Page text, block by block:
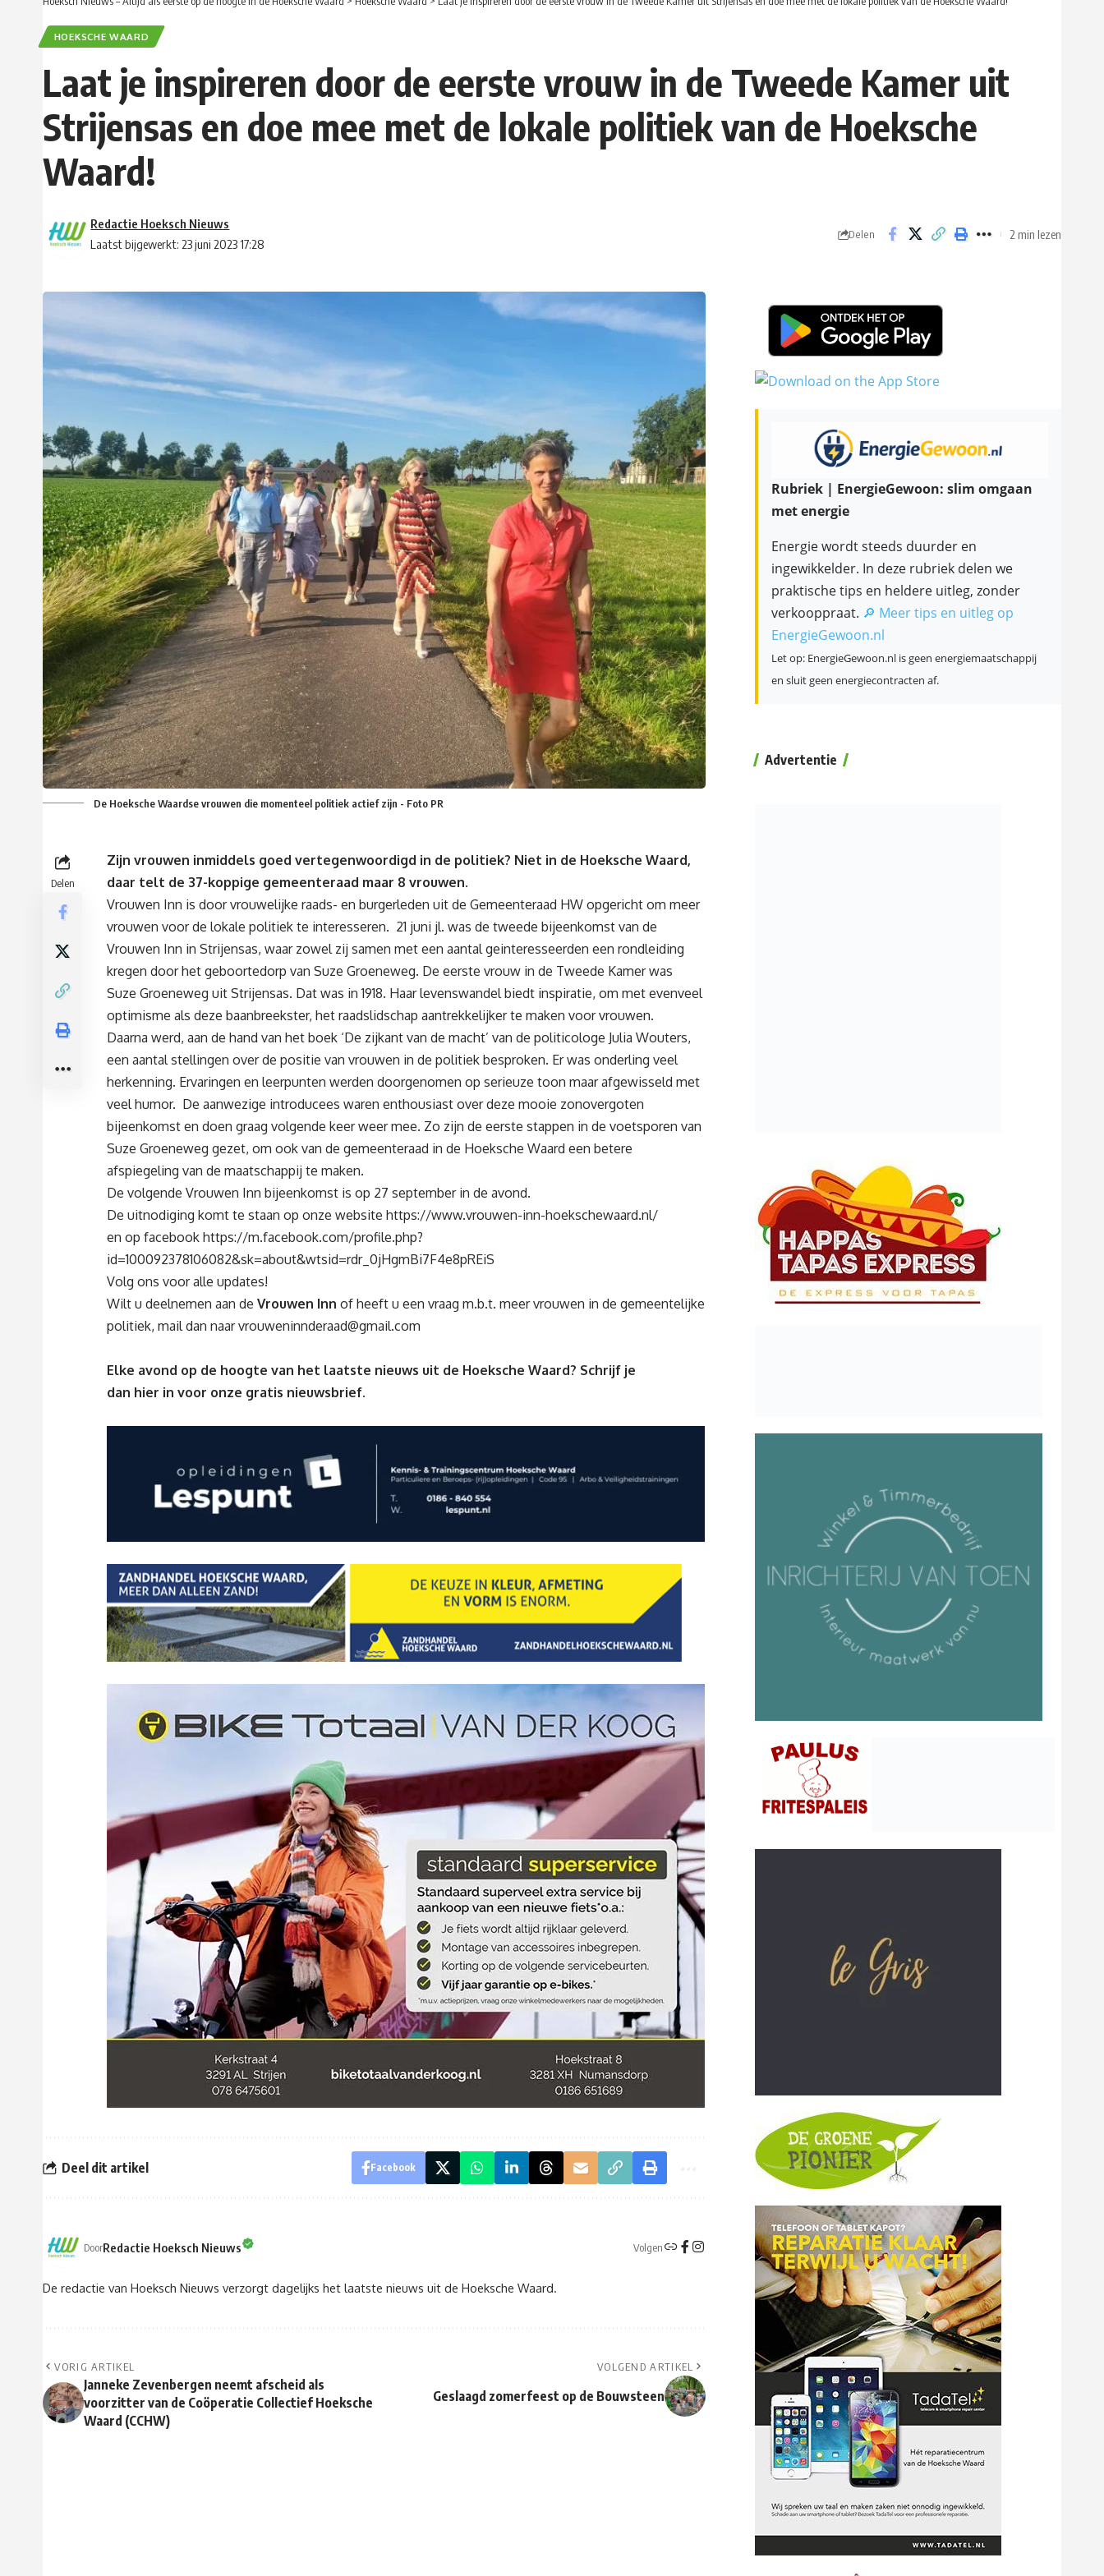
HOEKSCHE WAARD
Laat je inspireren door de eerste vrouw in de Tweede Kamer uit
Strijensas en doe mee met de lokale politiek van de Hoeksche
Waard!
Laatst bijgewerkt: 23 juni 2023 17:28
Redactie Hoeksch Nieuws
Delen 2 min lezen
De Hoeksche Waardse vrouwen die momenteel politiek actief zijn - Foto PR
Delen
Zijn vrouwen inmiddels goed vertegenwoordigd in de politiek? Niet in de Hoeksche Waard,
daar telt de 37-koppige gemeenteraad maar 8 vrouwen.
Vrouwen Inn is door vrouwelijke raads- en burgerleden uit de Gemeenteraad HW opgericht om meer
vrouwen voor de lokale politiek te interesseren. 21 juni jl. was de tweede bijeenkomst van de
Vrouwen Inn in Strijensas, waar zowel zij samen met een aantal geinteresseerden een rondleiding
kregen door het geboortedorp van Suze Groeneweg. De eerste vrouw in de Tweede Kamer was
Suze Groeneweg uit Strijensas. Dat was in 1918. Haar levenswandel biedt inspiratie, om met evenveel
optimisme als deze baanbreekster, het raadslidschap aantrekkelijker te maken voor vrouwen.
Daarna werd, aan de hand van het boek ‘De zijkant van de macht’ van de politicologe Julia Wouters,
een aantal stellingen over de positie van vrouwen in de politiek besproken. Er was onderling veel
herkenning. Ervaringen en leerpunten werden doorgenomen op serieuze toon maar afgewisseld met
veel humor. De aanwezige introducees waren enthousiast over deze mooie zonovergoten
bijeenkomst en doen graag volgende keer weer mee. Zo zijn de eerste stappen in de voetsporen van
Suze Groeneweg gezet, om ook van de gemeenteraad in de Hoeksche Waard een betere
afspiegeling van de maatschappij te maken.
De volgende Vrouwen Inn bijeenkomst is op 27 september in de avond.
De uitnodiging komt te staan op onze website https://www.vrouwen-inn-hoekschewaard.nl/
en op facebook https://m.facebook.com/profile.php?
id=100092378106082&sk=about&wtsid=rdr_0jHgmBi7F4e8pREiS
Volg ons voor alle updates!
Wilt u deelnemen aan de Vrouwen Inn of heeft u een vraag m.b.t. meer vrouwen in de gemeentelijke
politiek, mail dan naarvrouweninnderaad@gmail.com
Elke avond op de hoogte van het laatste nieuws uit de Hoeksche Waard? Schrijf je
dan hier in voor onze gratis nieuwsbrief.
Deel dit artikel Facebook
DoorRedactie Hoeksch Nieuws Volgen
De redactie van Hoeksch Nieuws verzorgt dagelijks het laatste nieuws uit de Hoeksche Waard.
VORIG ARTIKEL
Janneke Zevenbergen neemt afscheid als
voorzitter van de Coöperatie Collectief Hoeksche
Waard (CCHW)
VOLGEND ARTIKEL
Geslaagd zomerfeest op de Bouwsteen
Rubriek | EnergieGewoon: slim omgaan
met energie
Energie wordt steeds duurder en
ingewikkelder. In deze rubriek delen we
praktische tips en heldere uitleg, zonder
verkooppraat. 🔎 Meer tips en uitleg op
EnergieGewoon.nl
Let op: EnergieGewoon.nl is geen energiemaatschappij
en sluit geen energiecontracten af.
Advertentie